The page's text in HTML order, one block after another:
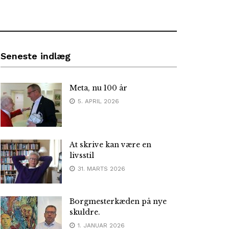
Seneste indlæg
Meta, nu 100 år
5. APRIL 2026
At skrive kan være en
livsstil
31. MARTS 2026
Borgmesterkæden på nye
skuldre.
1. JANUAR 2026